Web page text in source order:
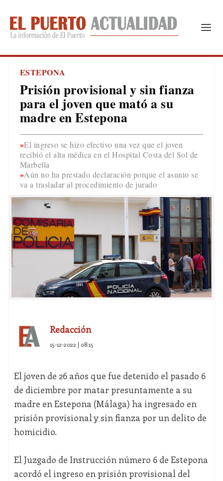
ESTEPONA
Prisión provisional y sin fianza
para el joven que mató a su
madre en Estepona
El ingreso se hizo efectivo una vez que el joven
recibió el alta médica en el Hospital Costa del Sol de
Marbella
Aún no ha prestado declaración porque el asunto se
va a trasladar al procedimiento de jurado
Redacción
15-12-2022 | 08:15
El joven de 26 años que fue detenido el pasado 6
de diciembre por matar presuntamente a su
madre en Estepona (Málaga) ha ingresado en
prisión provisional y sin fianza por un delito de
homicidio.
El Juzgado de Instrucción número 6 de Estepona
acordó el ingreso en prisión provisional del